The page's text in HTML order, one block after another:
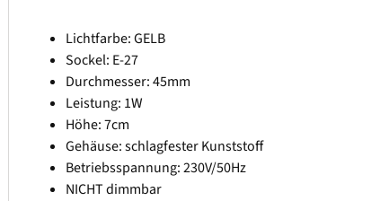
Lichtfarbe: GELB
Sockel: E-27
Durchmesser: 45mm
Leistung: 1W
Höhe: 7cm
Gehäuse: schlagfester Kunststoff
Betriebsspannung: 230V/50Hz
NICHT dimmbar